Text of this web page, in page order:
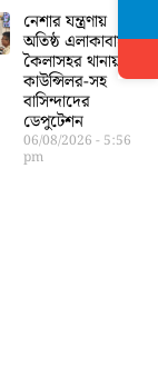
নেশার যন্ত্রণায়
অতিষ্ঠ এলাকাবাসী,
কৈলাসহর থানায়
কাউন্সিলর-সহ
বাসিন্দাদের
ডেপুটেশন
06/08/2026 5:56
pm